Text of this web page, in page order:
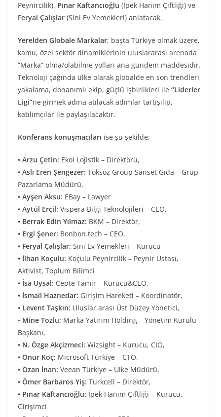
Peynircilik), Pınar Kaftancıoğlu (İpek Hanım Çiftliği) ve
Feryal Çalışlar (Sini Ev Yemekleri) anlatacak.
Yerelden Globale Markalar; başta Türkiye olmak üzere,
kamu, özel sektör dinamiklerinin uluslararası arenada
“Marka” olma/olabilme yolları ana gündem maddesidir.
Teknoloji çağında ülke olarak globalde en son trendleri
yakalama, donanımlı ekip, güçlü işbirlikleri ile “Liderler
Ligi”ne girmek adına atılacak adımlar tartışılıp,
katılımcılar ile paylaşılacaktır.
Konferans konuşmacıları ise şu şekilde;
• Arzu Çetin: Ekol Lojistik – Direktörü,
• Aslı Eren Şengezer: Toksöz Group Sanset Gıda – Grup
Pazarlama Müdürü,
• Ayşen Aksu: EBay – Lawyer
• Aytül Erçil: Vispera Bilgi Teknolojileri – CEO,
• Berrak Edin Yılmaz: BKM – Direktör,
• Ergi Şener: Bonbon.tech – CEO,
• Feryal Çalışlar: Sini Ev Yemekleri – Kurucu
• İlhan Koçulu: Koçulu Peynircilik – Peynir Ustası,
Aktivist, Toplum Bilimci
• İsa Uysal: Cepte Tamir – Kurucu&CEO,
• İsmail Haznedar: Girişim Hareketi – Koordinatör,
• Levent Taşkın: Uluslar arası Üst Düzey Yönetici,
• Mine Tozlu: Marka Yatırım Holding – Yönetim Kurulu
Başkanı,
• N. Özge Akçizmeci: Wizsight – Kurucu, CIO,
• Onur Koç: Microsoft Türkiye – CTO,
• Ozan İnan: Veean Türkiye – Ülke Müdürü,
• Ömer Barbaros Yiş: Turkcell – Direktör,
• Pınar Kaftancıoğlu: İpek Hanım Çiftliği – Kurucu,
Girişimci